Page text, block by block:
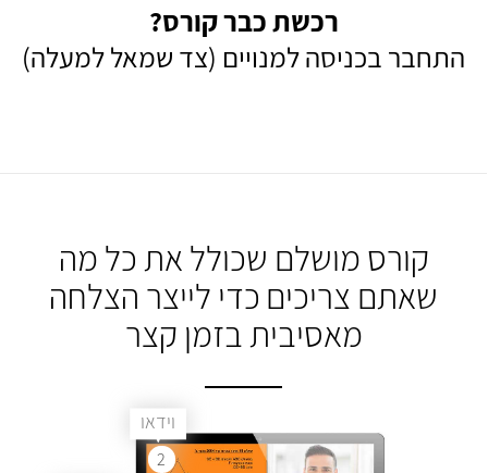
רכשת כבר קורס?
התחבר בכניסה למנויים (צד שמאל למעלה)
קורס מושלם שכולל את כל מה
שאתם צריכים כדי לייצר הצלחה
מאסיבית בזמן קצר
וידאו
2